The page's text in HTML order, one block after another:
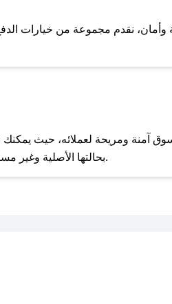
نقدم مجموعة من خيارات الدفع
بحالتها الأصلية وغير مستخدمة. يمكنك تقديم طلب الإرجاع بسهولة عبر موقعنا الإلكتروني أو من خلال خدمة العملاء.